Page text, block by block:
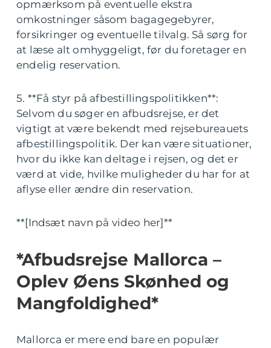
opmærksom på eventuelle ekstra
omkostninger såsom bagagegebyrer,
forsikringer og eventuelle tilvalg. Så sørg for
at læse alt omhyggeligt, før du foretager en
endelig reservation.
5. **Få styr på afbestillingspolitikken**:
Selvom du søger en afbudsrejse, er det
vigtigt at være bekendt med rejsebureauets
afbestillingspolitik. Der kan være situationer,
hvor du ikke kan deltage i rejsen, og det er
værd at vide, hvilke muligheder du har for at
aflyse eller ændre din reservation.
**[Indsæt navn på video her]**
*Afbudsrejse Mallorca –
Oplev Øens Skønhed og
Mangfoldighed*
Mallorca er mere end bare en populær